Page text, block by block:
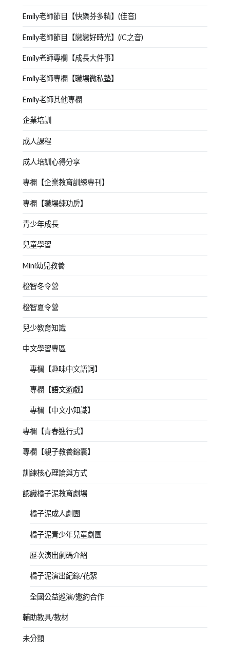
Emily老師節目【快樂芬多精】(佳音)
Emily老師節目【戀戀好時光】(iC之音)
Emily老師專欄【成長大件事】
Emily老師專欄【職場微私塾】
Emily老師其他專欄
企業培訓
成人課程
成人培訓心得分享
專欄【企業教育訓練專刊】
專欄【職場練功房】
青少年成長
兒童學習
Mini幼兒教養
橙智冬令營
橙智夏令營
兒少教育知識
中文學習專區
專欄【趣味中文語詞】
專欄【語文遊戲】
專欄【中文小知識】
專欄【青春進行式】
專欄【親子教養錦囊】
訓練核心理論與方式
認識橘子泥教育劇場
橘子泥成人劇團
橘子泥青少年兒童劇團
歷次演出劇碼介紹
橘子泥演出紀錄/花絮
全國公益巡演/邀約合作
輔助教具/教材
未分類